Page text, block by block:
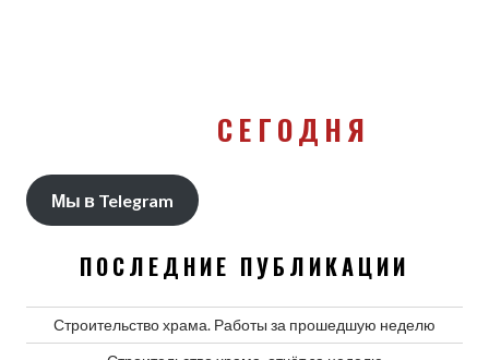
СЕГОДНЯ
Мы в Telegram
ПОСЛЕДНИЕ ПУБЛИКАЦИИ
Строительство храма. Работы за прошедшую неделю